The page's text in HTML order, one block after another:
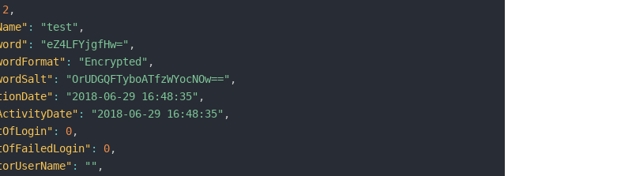
2 ,
: "test" ,
: "eZ4LFYjgfHw=" ,
: "Encrypted" ,
: "OrUDGQFTyboATfzWYocNOw==" ,
: "2018-06-29 16:48:35" ,
: "2018-06-29 16:48:35" ,
: 0,
: 0,
: "" ,